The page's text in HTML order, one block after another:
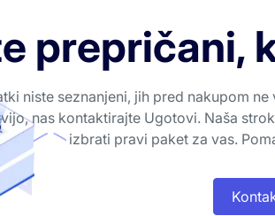
prepričani,
niste seznanjeni, jih pred nakupom
nas kontaktirajte Ugotovi. Naša
izbrati pravi paket za vas.